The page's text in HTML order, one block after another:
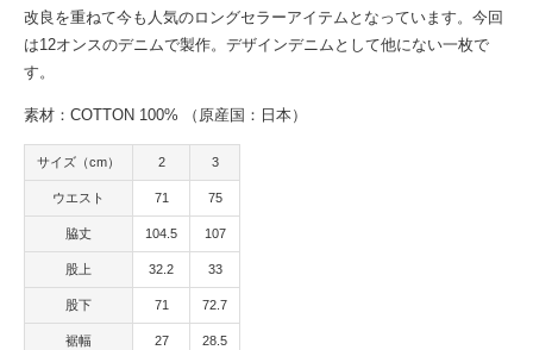
改良を重ねて今も人気のロングセラーアイテムとなっています。今回
は12オンスのデニムで製作。デザインデニムとして他にない一枚で
す。
素材：COTTON 100% （原産国：日本）
サイズ（cm） 2 3
ウエスト 71 75
脇丈 104.5 107
股上 32.2 33
股下 71 72.7
裾幅 27 28.5